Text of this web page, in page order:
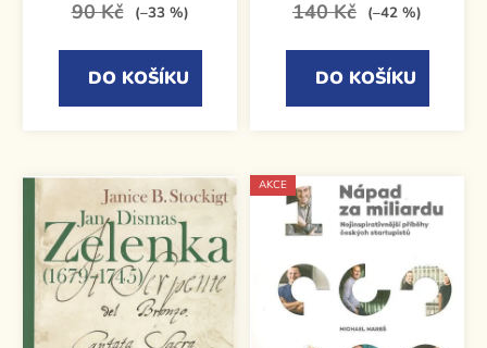
90 Kč (–33 %)
DO KOŠÍKU
140 Kč (–42 %)
DO KOŠÍKU
AKCE